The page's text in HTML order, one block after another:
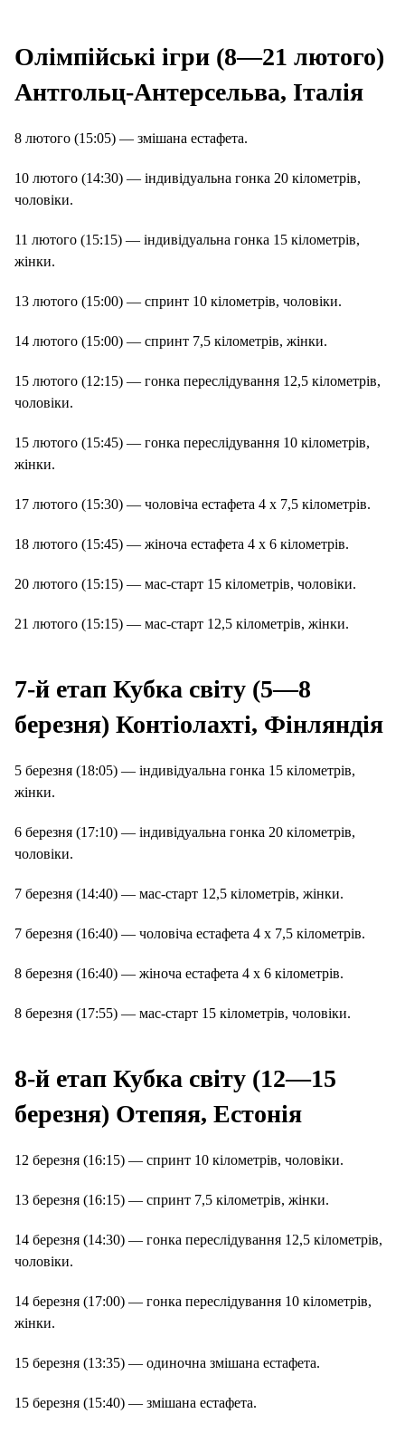
Олімпійські ігри (8—21 лютого)
Антгольц-Антерсельва, Італія
8 лютого (15:05) — змішана естафета.
10 лютого (14:30) — індивідуальна гонка 20 кілометрів,
чоловіки.
11 лютого (15:15) — індивідуальна гонка 15 кілометрів,
жінки.
13 лютого (15:00) — спринт 10 кілометрів, чоловіки.
14 лютого (15:00) — спринт 7,5 кілометрів, жінки.
15 лютого (12:15) — гонка переслідування 12,5 кілометрів,
чоловіки.
15 лютого (15:45) — гонка переслідування 10 кілометрів,
жінки.
17 лютого (15:30) — чоловіча естафета 4 х 7,5 кілометрів.
18 лютого (15:45) — жіноча естафета 4 х 6 кілометрів.
20 лютого (15:15) — мас-старт 15 кілометрів, чоловіки.
21 лютого (15:15) — мас-старт 12,5 кілометрів, жінки.
7-й етап Кубка світу (5—8
березня) Контіолахті, Фінляндія
5 березня (18:05) — індивідуальна гонка 15 кілометрів,
жінки.
6 березня (17:10) — індивідуальна гонка 20 кілометрів,
чоловіки.
7 березня (14:40) — мас-старт 12,5 кілометрів, жінки.
7 березня (16:40) — чоловіча естафета 4 х 7,5 кілометрів.
8 березня (16:40) — жіноча естафета 4 х 6 кілометрів.
8 березня (17:55) — мас-старт 15 кілометрів, чоловіки.
8-й етап Кубка світу (12—15
березня) Отепяя, Естонія
12 березня (16:15) — спринт 10 кілометрів, чоловіки.
13 березня (16:15) — спринт 7,5 кілометрів, жінки.
14 березня (14:30) — гонка переслідування 12,5 кілометрів,
чоловіки.
14 березня (17:00) — гонка переслідування 10 кілометрів,
жінки.
15 березня (13:35) — одиночна змішана естафета.
15 березня (15:40) — змішана естафета.